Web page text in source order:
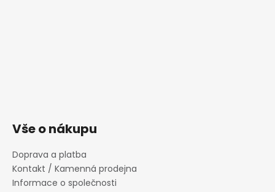
Vše o nákupu
Doprava a platba
Kontakt / Kamenná prodejna
Informace o společnosti